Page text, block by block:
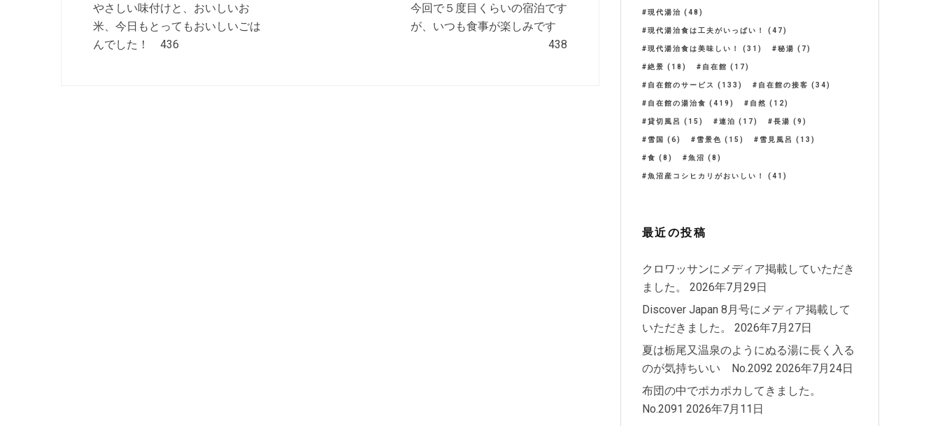
やさしい味付けと、おいしいお
米、今日もとってもおいしいごは
んでした！ 436
今回で５度目くらいの宿泊です
が、いつも食事が楽しみです
438
現代湯治 (48)
現代湯治食は工夫がいっぱい！ (47)
現代湯治食は美味しい！ (31) 秘湯 (7)
絶景 (18) 自在館 (17)
自在館のサービス (133) 自在館の接客 (34)
自在館の湯治食 (419) 自然 (12)
貸切風呂 (15) 連泊 (17) 長湯 (9)
雪国 (6) 雪景色 (15) 雪見風呂 (13)
食 (8) 魚沼 (8)
魚沼産コシヒカリがおいしい！ (41)
最近の投稿
クロワッサンにメディア掲載していただき
ました。
2026年7月29日
Discover Japan 8月号にメディア掲載して
いただきました。
2026年7月27日
夏は栃尾又温泉のようにぬる湯に長く入る
のが気持ちいい No.2092 2026年7月24日
布団の中でポカポカしてきました。
No.2091 2026年7月11日